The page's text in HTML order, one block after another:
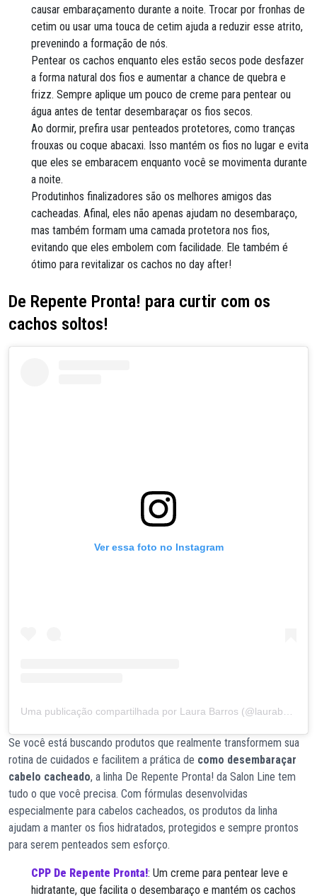
causar embaraçamento durante a noite. Trocar por fronhas de
cetim ou usar uma touca de cetim ajuda a reduzir esse atrito,
prevenindo a formação de nós.
Pentear os cachos enquanto eles estão secos pode desfazer
a forma natural dos fios e aumentar a chance de quebra e
frizz. Sempre aplique um pouco de creme para pentear ou
água antes de tentar desembaraçar os fios secos.
Ao dormir, prefira usar penteados protetores, como tranças
frouxas ou coque abacaxi. Isso mantém os fios no lugar e evita
que eles se embaracem enquanto você se movimenta durante
a noite.
Produtinhos finalizadores são os melhores amigos das
cacheadas. Afinal, eles não apenas ajudam no desembaraço,
mas também formam uma camada protetora nos fios,
evitando que eles embolem com facilidade. Ele também é
ótimo para revitalizar os cachos no day after!
De Repente Pronta! para curtir com os
cachos soltos!
Ver essa foto no Instagram
Se você está buscando produtos que realmente transformem sua
rotina de cuidados e facilitem a prática de como desembaraçar
cabelo cacheado, a linha De Repente Pronta! da Salon Line tem
tudo o que você precisa. Com fórmulas desenvolvidas
especialmente para cabelos cacheados, os produtos da linha
ajudam a manter os fios hidratados, protegidos e sempre prontos
para serem penteados sem esforço.
CPP De Repente Pronta!: Um creme para pentear leve e
hidratante, que facilita o desembaraço e mantém os cachos